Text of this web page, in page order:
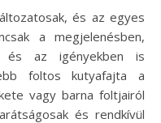
és az egyes
a megjelenésben,
és az igényekben is
foltos kutyafajta a
vagy barna foltjairól
és rendkívül